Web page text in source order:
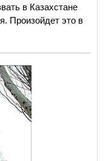
в Казахстане
Произойдет это в